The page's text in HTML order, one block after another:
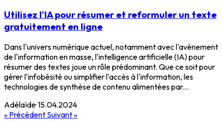
Utilisez l'IA pour résumer et reformuler un texte
gratuitement en ligne
Dans l'univers numérique actuel, notamment avec l'avènement
de l'information en masse, l'intelligence artificielle (IA) pour
résumer des textes joue un rôle prédominant. Que ce soit pour
gérer l'infobésité ou simplifier l'accès à l'information, les
technologies de synthèse de contenu alimentées par...
Adélaïde·15.04.2024
« Précédent Suivant »